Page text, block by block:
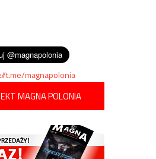
t.me/magnapolonia
MAGNA POLONIA